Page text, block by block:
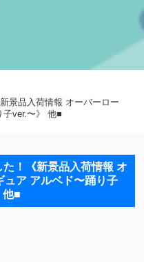
景品入荷情報 オーバーロー
子ver.〜》 他■
！《新景品入荷情報 オ
ア アルベド〜踊り子
他■